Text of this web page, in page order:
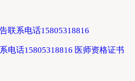
联系电话15805318816
电话15805318816 医师资格证书